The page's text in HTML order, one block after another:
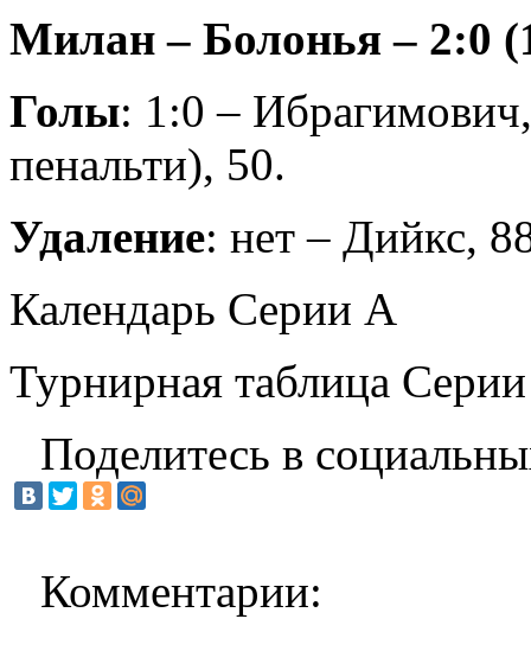
Милан – Болонья – 2:0
Голы: 1:0 –
пенальти), 50.
Удаление: нет – Дийкс,
Календарь Серии А
Турнирная таблица
Поделитесь в
Комментарии: